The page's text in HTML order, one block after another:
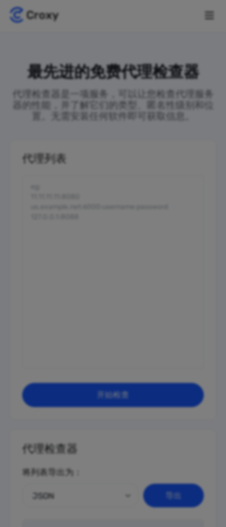
最先进的免费代理检查器
代理检查器是一项服务，可以让您检查代理服务
器的性能，并了解它们的类型、匿名性级别和位
置。无需安装任何软件即可获取信息。
代理列表
开始检查
代理检查器
将列表导出为：
JSON 导出